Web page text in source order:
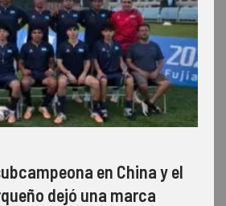
en China y el
dejó una marca